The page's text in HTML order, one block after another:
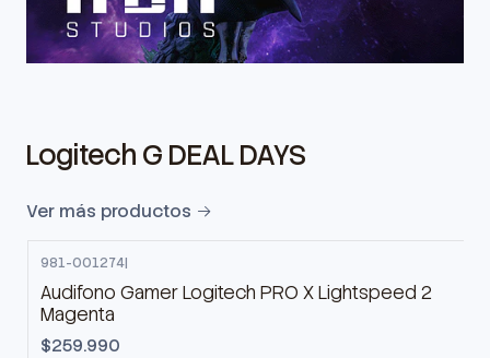
Logitech G DEAL DAYS
Ver más productos
981-001274|
Audifono Gamer Logitech PRO X Lightspeed 2
Magenta
$259.990